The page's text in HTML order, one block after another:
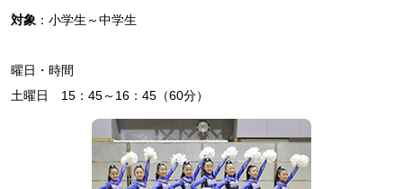
対象 ：小学生～中学生
曜日・時間
土曜日 15：45～16：45（60分）